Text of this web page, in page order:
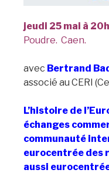
jeudi 25 mai à
Poudre. Caen.
avec Bertrand
associé au CERI
L’histoire de
échanges
communauté
eurocentrée des
aussi